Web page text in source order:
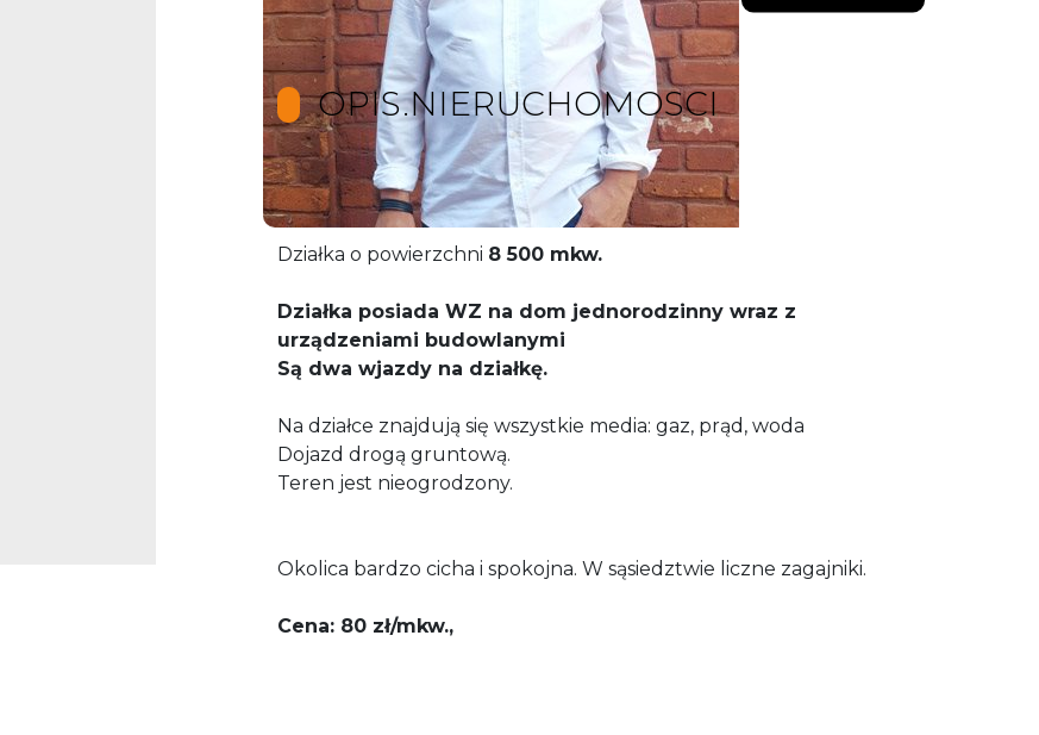
OPIS.NIERUCHOMOSCI
DO SPRZEDAŻY DZIAŁKA- GÓRNA/KOLUMNY
Działka o powierzchni 8 500 mkw.
Działka posiada WZ na dom jednorodzinny wraz z
urządzeniami budowlanymi
Są dwa wjazdy na działkę.
​Na działce znajdują się wszystkie media: gaz, prąd, woda
Dojazd drogą gruntową.
Teren jest nieogrodzony.
​Okolica bardzo cicha i spokojna. W sąsiedztwie liczne zagajniki.
Cena: 80 zł/mkw.,